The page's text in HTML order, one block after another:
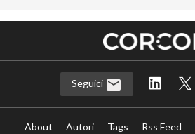
Seguici
About Autori Tags Rss Feed